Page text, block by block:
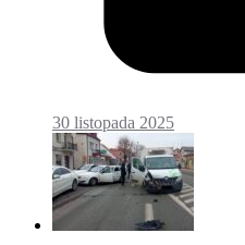
30 listopada 2025